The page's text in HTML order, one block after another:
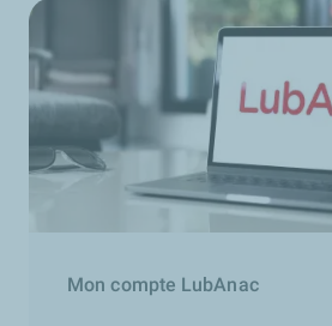
Mon compte LubAnac